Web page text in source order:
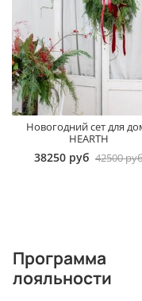
Новогодний сет для
HEARTH
38250 руб 42500
Программа
лояльности